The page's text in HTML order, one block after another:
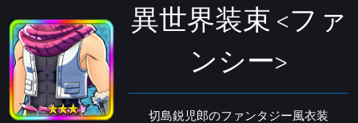
異世界装束 <ファ
ンシー>
切島鋭児郎のファンタジー風衣装